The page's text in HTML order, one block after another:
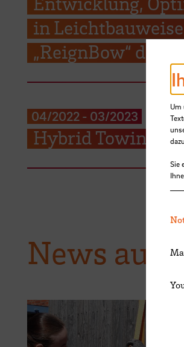
in
„ReignBow“ des
04/2022- 03/2023
Hybrid Towing
News aus
Um
Sie